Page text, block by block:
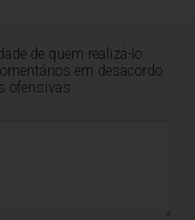
de quem realizá-lo.
em desacordo
ofensivas.